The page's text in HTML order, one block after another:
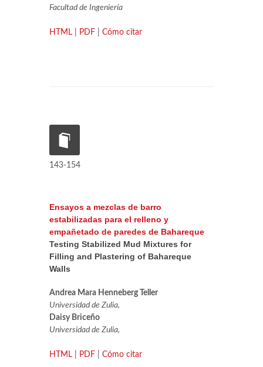
Facultad de Ingeniería
HTML PDF Cómo citar
143-154
Ensayos a mezclas de barro
estabilizadas para el relleno y
empañetado de paredes de Bahareque
Testing Stabilized Mud Mixtures for
Filling and Plastering of Bahareque
Walls
Andrea Mara Henneberg Teller
Universidad de Zulia,
Daisy Briceño
Universidad de Zulia,
HTML PDF Cómo citar